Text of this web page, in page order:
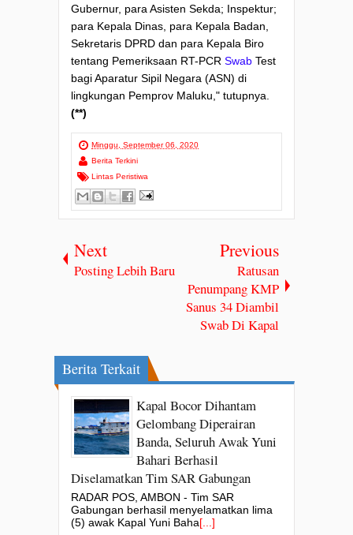
Gubernur, para Asisten Sekda; Inspektur;
para Kepala Dinas, para Kepala Badan,
Sekretaris DPRD dan para Kepala Biro
tentang Pemeriksaan RT-PCR Swab Test
bagi Aparatur Sipil Negara (ASN) di
lingkungan Pemprov Maluku," tutupnya.
(**)
Minggu, September 06, 2020
Berita Terkini
Lintas Peristiwa
Next
Posting Lebih Baru
Previous
Ratusan
Penumpang KMP
Sanus 34 Diambil
Swab Di Kapal
Berita Terkait
Kapal Bocor Dihantam
Gelombang Diperairan
Banda, Seluruh Awak Yuni
Bahari Berhasil
Diselamatkan Tim SAR Gabungan
RADAR POS, AMBON - Tim SAR
Gabungan berhasil menyelamatkan lima
(5) awak Kapal Yuni Baha[...]